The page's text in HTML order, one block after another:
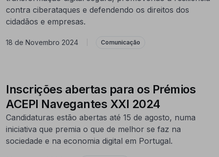
contra ciberataques e defendendo os direitos dos
cidadãos e empresas.
18 de Novembro 2024 Comunicação
Inscrições abertas para os Prémios
ACEPI Navegantes XXI 2024
Candidaturas estão abertas até 15 de agosto, numa
iniciativa que premia o que de melhor se faz na
sociedade e na economia digital em Portugal.